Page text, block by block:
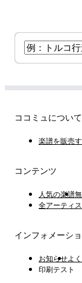
ココミュについて
楽譜を販売
コンテンツ
人気の楽譜
全アーティス
インフォメーシ
お知らせよ
印刷テスト